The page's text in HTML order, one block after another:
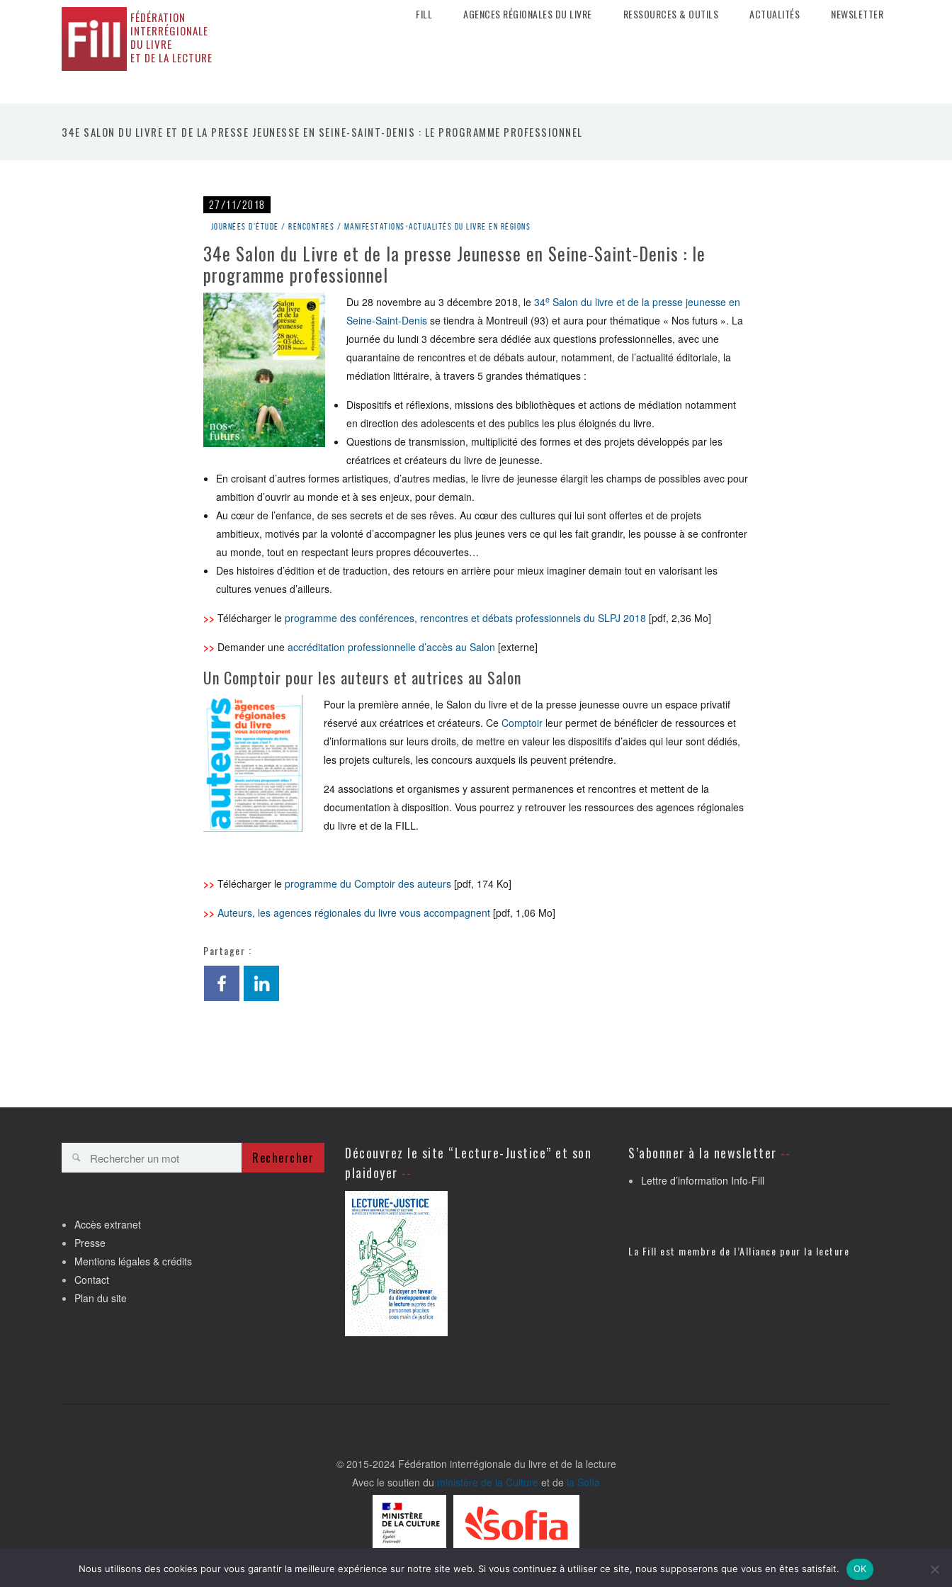
FÉDÉRATION
INTERRÉGIONALE
DU LIVRE
ET DE LA LECTURE
FILL AGENCES RÉGIONALES DU LIVRE RESSOURCES & OUTILS ACTUALITÉS NEWSLETTER
34E SALON DU LIVRE ET DE LA PRESSE JEUNESSE EN SEINE-SAINT-DENIS : LE PROGRAMME PROFESSIONNEL
27/11/2018
Journées d'étude / rencontres / manifestations •Actualités du livre en régions
34e Salon du Livre et de la presse Jeunesse en Seine-Saint-Denis : le
programme professionnel
Du 28 novembre au 3 décembre 2018, le 34e Salon du livre et de la presse jeunesse en
Seine-Saint-Denis se tiendra à Montreuil (93) et aura pour thématique « Nos futurs ». La
journée du lundi 3 décembre sera dédiée aux questions professionnelles, avec une
quarantaine de rencontres et de débats autour, notamment, de l’actualité éditoriale, la
médiation littéraire, à travers 5 grandes thématiques :
Dispositifs et réflexions, missions des bibliothèques et actions de médiation notamment
en direction des adolescents et des publics les plus éloignés du livre.
Questions de transmission, multiplicité des formes et des projets développés par les
créatrices et créateurs du livre de jeunesse.
En croisant d’autres formes artistiques, d’autres medias, le livre de jeunesse élargit les champs de possibles avec pour
ambition d’ouvrir au monde et à ses enjeux, pour demain.
Au cœur de l’enfance, de ses secrets et de ses rêves. Au cœur des cultures qui lui sont offertes et de projets
ambitieux, motivés par la volonté d’accompagner les plus jeunes vers ce qui les fait grandir, les pousse à se confronter
au monde, tout en respectant leurs propres découvertes…
Des histoires d’édition et de traduction, des retours en arrière pour mieux imaginer demain tout en valorisant les
cultures venues d’ailleurs.
>> Télécharger le programme des conférences, rencontres et débats professionnels du SLPJ 2018 [pdf, 2,36 Mo]
>> Demander une accréditation professionnelle d’accès au Salon [externe]
Un Comptoir pour les auteurs et autrices au Salon
Pour la première année, le Salon du livre et de la presse jeunesse ouvre un espace privatif
réservé aux créatrices et créateurs. Ce Comptoir leur permet de bénéficier de ressources et
d’informations sur leurs droits, de mettre en valeur les dispositifs d’aides qui leur sont dédiés,
les projets culturels, les concours auxquels ils peuvent prétendre.
24 associations et organismes y assurent permanences et rencontres et mettent de la
documentation à disposition. Vous pourrez y retrouver les ressources des agences régionales
du livre et de la FILL.
>> Télécharger le programme du Comptoir des auteurs [pdf, 174 Ko]
>> Auteurs, les agences régionales du livre vous accompagnent [pdf, 1,06 Mo]
Partager :
Rechercher
Accès extranet
Presse
Mentions légales & crédits
Contact
Plan du site
Découvrez le site “Lecture-Justice” et son
plaidoyer
S’abonner à la newsletter
Lettre d’information Info-Fill
La Fill est membre de l’Alliance pour la lecture
© 2015-2024 Fédération interrégionale du livre et de la lecture
Avec le soutien du ministère de la Culture et de la Sofia
Nous utilisons des cookies pour vous garantir la meilleure expérience sur notre site web. Si vous continuez à utiliser ce site, nous supposerons que vous en êtes satisfait. OK